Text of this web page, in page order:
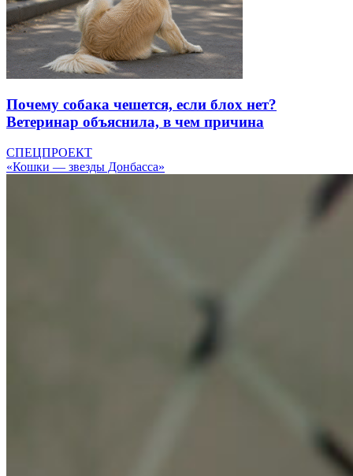
Почему собака чешется, если блох нет?
Ветеринар объяснила, в чем причина
СПЕЦПРОЕКТ
«Кошки — звезды Донбасса»